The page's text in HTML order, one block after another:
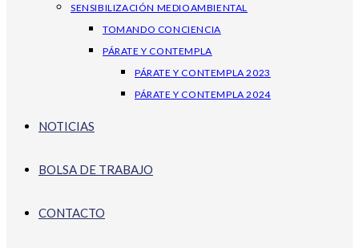
SENSIBILIZACIÓN MEDIOAMBIENTAL
TOMANDO CONCIENCIA
PÁRATE Y CONTEMPLA
PÁRATE Y CONTEMPLA 2023
PÁRATE Y CONTEMPLA 2024
NOTICIAS
BOLSA DE TRABAJO
CONTACTO